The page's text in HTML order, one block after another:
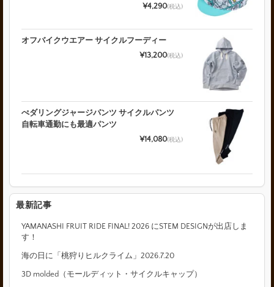
¥4,290(税込)
オフバイクウエアー サイクルフーディー
¥13,200(税込)
ぺダリングジャージパンツ サイクルパンツ
自転車通勤にも最適パンツ
¥14,080(税込)
最新記事
YAMANASHI FRUIT RIDE FINAL! 2026 にSTEM DESIGNが出店しま
す！
海の日に「桃狩りヒルクライム」2026.7.20
3D molded（モールディット・サイクルキャップ）